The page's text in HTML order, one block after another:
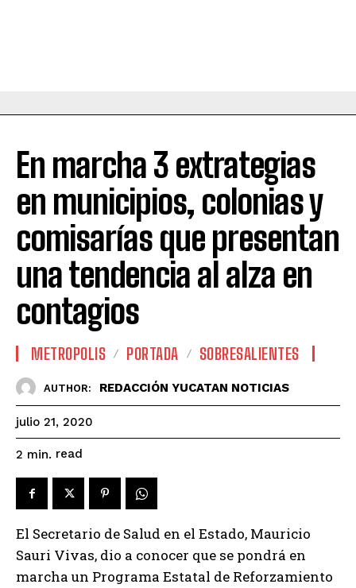
En marcha 3 extrategias
en municipios, colonias y
comisarías que presentan
una tendencia al alza en
contagios
METROPOLIS PORTADA SOBRESALIENTES
AUTHOR: REDACCIÓN YUCATAN NOTICIAS
julio 21, 2020
2 min. read
El Secretario de Salud en el Estado, Mauricio
Sauri Vivas, dio a conocer que se pondrá en
marcha un Programa Estatal de Reforzamiento